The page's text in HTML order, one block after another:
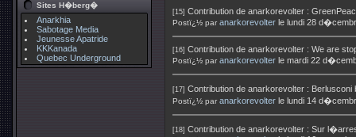
Sites H�berg�
Anarkhia
Sabotage Media
Jeunesse Apatride
KKKanada
Quebec Underground
[15] Contribution de anarkorevolter :
Postï¿½ par anarkorevolter le lundi 28
[16] Contribution de anarkorevolter : We are
Postï¿½ par anarkorevolter le mardi 22
[17] Contribution de anarkorevolter :
Postï¿½ par anarkorevolter le lundi 14
[18] Contribution de anarkorevolter : Sur